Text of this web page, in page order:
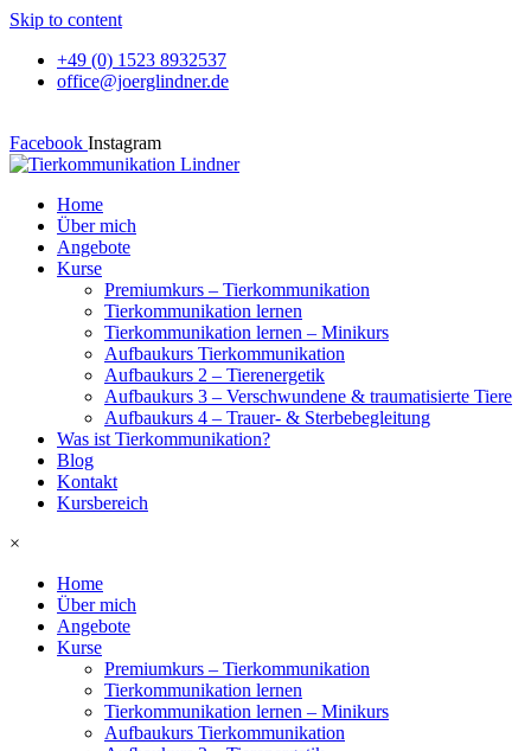
Skip to content
+49 (0) 1523 8932537
office@joerglindner.de
Facebook Instagram
Home
Über mich
Angebote
Kurse
Premiumkurs – Tierkommunikation
Tierkommunikation lernen
Tierkommunikation lernen – Minikurs
Aufbaukurs Tierkommunikation
Aufbaukurs 2 – Tierenergetik
Aufbaukurs 3 – Verschwundene & traumatisierte Tiere
Aufbaukurs 4 – Trauer- & Sterbebegleitung
Was ist Tierkommunikation?
Blog
Kontakt
Kursbereich
×
Home
Über mich
Angebote
Kurse
Premiumkurs – Tierkommunikation
Tierkommunikation lernen
Tierkommunikation lernen – Minikurs
Aufbaukurs Tierkommunikation